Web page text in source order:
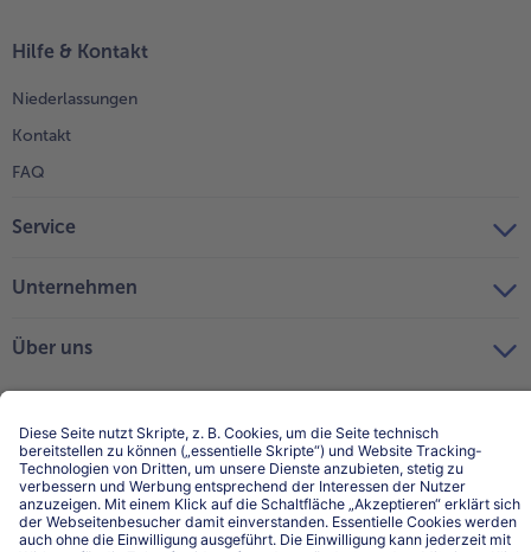
Hilfe & Kontakt
Niederlassungen
Kontakt
FAQ
Service
Unternehmen
Über uns